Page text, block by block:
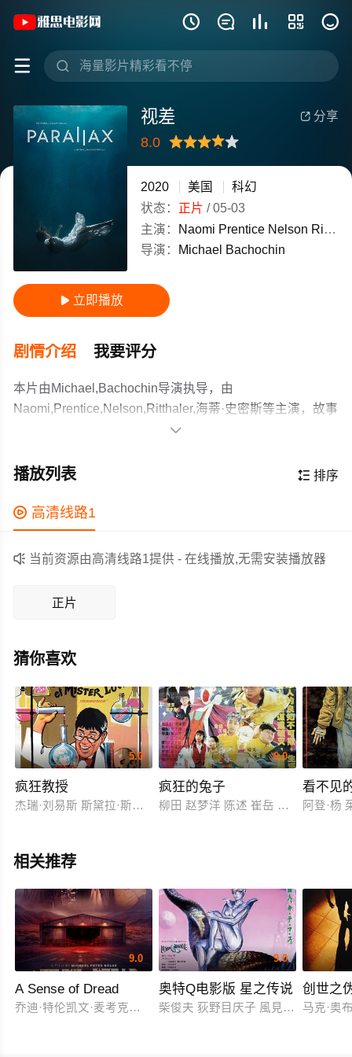
    
 
《视差》(2020)美国英语高清电影免费
 分享
视差
8.0
很差
较差还行推荐力荐
2020 美国
科幻
状态： 正片 /05-03
主演：
Naomi Prentice Nelson Ritthaler
导演：
Michael Bachochin
 立即播放
剧情介绍 我要评分
本片由Michael,Bachochin导演执导，由
Naomi,Prentice,Nelson,Ritthaler,海蒂·史密斯等主演，故事
情节跌岩起伏、扣人心弦，领广大科幻片爱好者和观众们
recognize, spending her time asleep haunted by
begins to uncover the truths of the life that she's found
herself in, the gravity of her failing reality weighs heavily
on her psychological identity and the reliability of her
作为一部 上映的科幻电影，在当期同类题材影片中具有一
定的看点，在演员表现和剧情架构上也都有不错的亮点，
剧情紧凑，角色塑造鲜明，适合喜欢科幻类电影的观众观

 排序
播放列表
 高清线路1
 当前资源由高清线路1提供 - 在线播放,无需安装播放器
正片
猜你喜欢
5.0
疯狂教授
杰瑞·刘易斯 斯黛拉·斯蒂文斯 德尔穆尔
9.0
疯狂的兔子
柳田 赵梦洋 陈述 崔岳 黄迎 常蓝天
看不见
阿登·杨
相关推荐
9.0
A Sense of Dread
乔迪·特伦凯文·麦考克尔虹膜
9.0
奥特Q电影版 星之传说
柴俊夫 荻野目庆子 風見しんご
创世之
马克·奥